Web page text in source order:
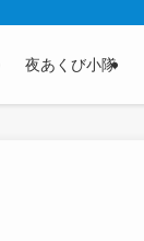
夜あくび小隊